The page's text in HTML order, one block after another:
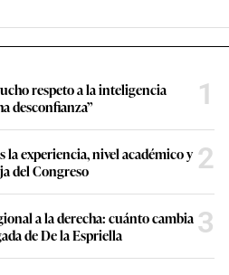
respeto a la inteligencia
desconfianza”
1
la experiencia, nivel académico y
del Congreso
2
a la derecha: cuánto cambia
de De la Espriella
3